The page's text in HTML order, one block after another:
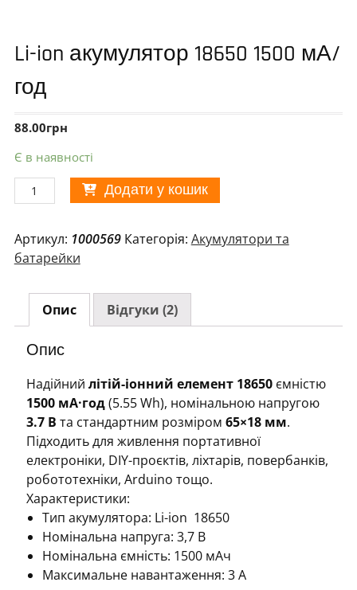
Li-ion акумулятор 18650 1500 мА/
год
88.00грн
Є в наявності
ion
18650
1500
кількість
Додати у кошик
Артикул: 1000569 Категорія: Акумулятори та
батарейки
Опис Відгуки (2)
Опис
Надійний літій-іонний елемент 18650ємністю
1500 мА·год(5.55 Wh), номінальною напругою
3.7 В та стандартним розміром 65×18 мм.
Підходить для живлення портативної
електроніки, DIY-проєктів, ліхтарів, повербанків,
робототехніки, Arduino тощо.
Характеристики:
Тип акумулятора: Li-ion 18650
Номінальна напруга: 3,7 В
Номінальна ємність: 1500 мАч
Максимальне навантаження: 3 А